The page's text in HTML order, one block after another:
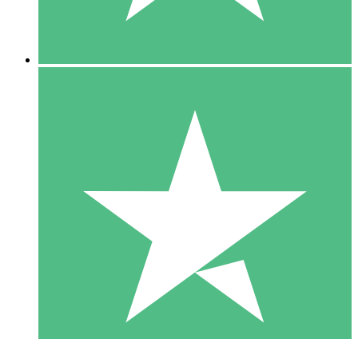
10 Downloads
20 00